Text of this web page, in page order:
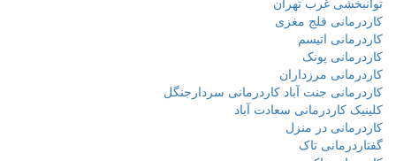
کاردرمانی فلج مغزی
کاردرمانی اتیسم
کاردرمانی پونک
کاردرمانی مرزداران
کاردرمانی جنت آباد کاردرمانی سردارجنگل
کلینیک کاردرمانی سعادت آباد
کاردرمانی در منزل
گفتاردرمانی تاک